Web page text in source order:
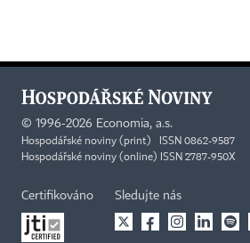
© 1996-2026 Economia, a.s.
Hospodářské noviny (print) ISSN 0862-9587
Hospodářské noviny (online) ISSN 2787-950X
Certifikováno Sledujte nás